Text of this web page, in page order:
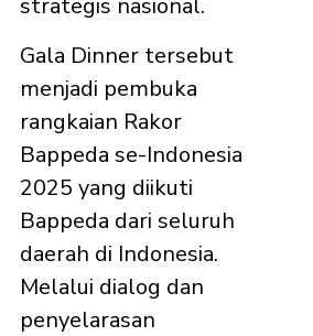
strategis nasional.
Gala Dinner tersebut
menjadi pembuka
rangkaian Rakor
Bappeda se-Indonesia
2025 yang diikuti
Bappeda dari seluruh
daerah di Indonesia.
Melalui dialog dan
penyelarasan